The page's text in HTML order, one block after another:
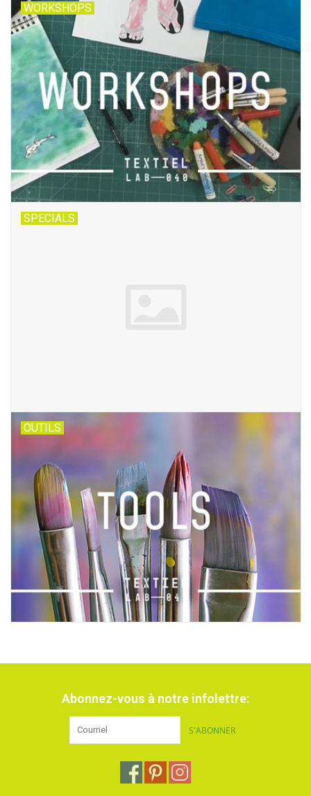
WORKSHOPS
SPECIALS
OUTILS
Abonnez-vous à notre infolettre:
S'ABONNER